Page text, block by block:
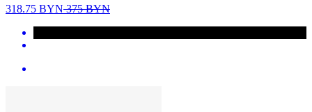
318.75 BYN375BYN